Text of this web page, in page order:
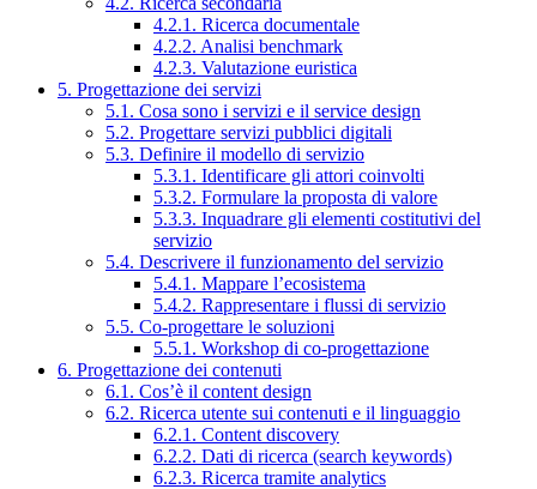
4.2.1. Ricerca documentale
4.2.2. Analisi benchmark
4.2.3. Valutazione euristica
5. Progettazione dei servizi
5.1. Cosa sono i servizi e il service design
5.2. Progettare servizi pubblici digitali
5.3. Definire il modello di servizio
5.3.1. Identificare gli attori coinvolti
5.3.2. Formulare la proposta di valore
5.3.3. Inquadrare gli elementi costitutivi del
servizio
5.4. Descrivere il funzionamento del servizio
5.4.1. Mappare l’ecosistema
5.4.2. Rappresentare i flussi di servizio
5.5. Co-progettare le soluzioni
5.5.1. Workshop di co-progettazione
6. Progettazione dei contenuti
6.1. Cos’è il content design
6.2. Ricerca utente sui contenuti e il linguaggio
6.2.1. Content discovery
6.2.2. Dati di ricerca (search keywords)
6.2.3. Ricerca tramite analytics